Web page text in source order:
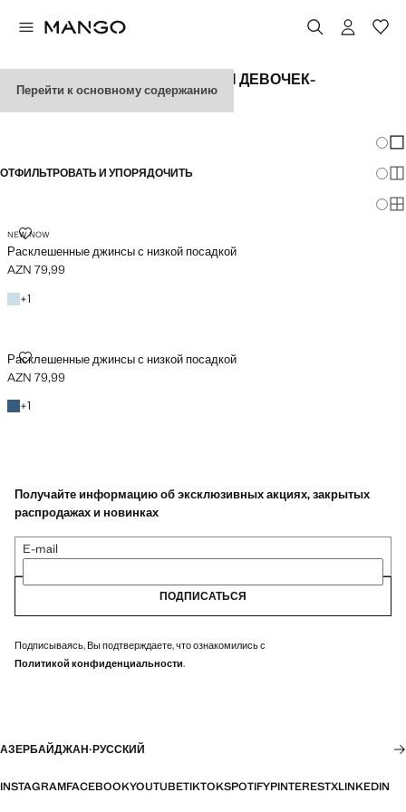
Перейти к основному содержанию
РАСКЛЕШЕННЫЕ ДЖИНСЫ ДЛЯ ДЕВОЧЕК-
ПОДРОСТКОВ
ОТФИЛЬТРОВАТЬ И УПОРЯДОЧИТЬ
NEW NOW
Расклешенные джинсы с низкой посадкой
РАСКЛЕШЕННЫЕ ДЖИНСЫ С НИЗКОЙ ПОСАДКОЙ
Текущая цена [AZN 79,99 ]
AZN 79,99
Синий средний
+1
+1 цвет
Расклешенные джинсы с низкой посадкой
РАСКЛЕШЕННЫЕ ДЖИНСЫ С НИЗКОЙ ПОСАДКОЙ
Текущая цена [AZN 79,99 ]
AZN 79,99
Темно-синий
+1
+1 цвет
Получайте информацию об эксклюзивных акциях, закрытых
распродажах и новинках
E-mail
ПОДПИСАТЬСЯ
Подписываясь, Вы подтверждаете, что ознакомились с
Политикой конфиденциальности.
АЗЕРБАЙДЖАН·РУССКИЙ
INSTAGRAMFACEBOOKYOUTUBETIKTOKSPOTIFYPINTERESTXLINKEDIN